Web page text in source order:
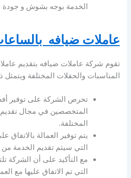
الخدمة بوجه بشوش و جودة
عاملات ضيافه
تقوم شركة عاملات ضيافه بتقديم
المناسبات والحفلات المختلفة ويتمثل
تحرص الشركة على توفير
المتخصصين في مجال
المختلفة.
يتم توفير العمالة
التي سيتم تقديم الخدمة من
مع التأكيد على أن الشركة
التي تم الاتفاق عليها مع